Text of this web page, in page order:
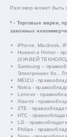
Разговор может быть
* - Торговые марки,
законных
iPhone, Macbook,
Huawei и Honor -
(ХУАВЕЙ
Samsung –
Электроникс Ко.,
MEIZU -
Nokia -
Lenovo -
Xiaomi -
ZTE -
HTC -
LG -
Philips -